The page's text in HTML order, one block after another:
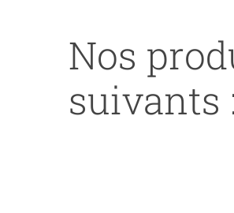
CF230X
Nos
suivants